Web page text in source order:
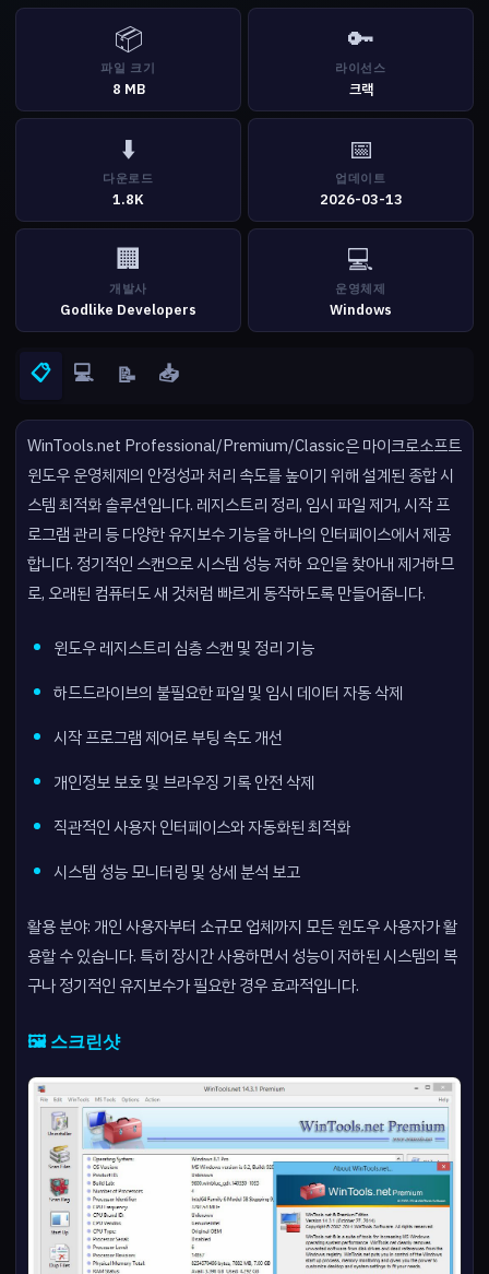
📦
파일 크기
8 MB
🔑
라이선스
크랙
⬇️
다운로드
1.8K
📅
업데이트
2026-03-13
🏢
개발사
Godlike Developers
💻
운영체제
Windows
📋 💻 📝 📥
WinTools.net Professional/Premium/Classic은 마이크로소프트
윈도우 운영체제의 안정성과 처리 속도를 높이기 위해 설계된 종합 시
스템 최적화 솔루션입니다. 레지스트리 정리, 임시 파일 제거, 시작 프
로그램 관리 등 다양한 유지보수 기능을 하나의 인터페이스에서 제공
합니다. 정기적인 스캔으로 시스템 성능 저하 요인을 찾아내 제거하므
로, 오래된 컴퓨터도 새 것처럼 빠르게 동작하도록 만들어줍니다.
윈도우 레지스트리 심층 스캔 및 정리 기능
하드드라이브의 불필요한 파일 및 임시 데이터 자동 삭제
시작 프로그램 제어로 부팅 속도 개선
개인정보 보호 및 브라우징 기록 안전 삭제
직관적인 사용자 인터페이스와 자동화된 최적화
시스템 성능 모니터링 및 상세 분석 보고
활용 분야: 개인 사용자부터 소규모 업체까지 모든 윈도우 사용자가 활
용할 수 있습니다. 특히 장시간 사용하면서 성능이 저하된 시스템의 복
구나 정기적인 유지보수가 필요한 경우 효과적입니다.
🖼️ 스크린샷